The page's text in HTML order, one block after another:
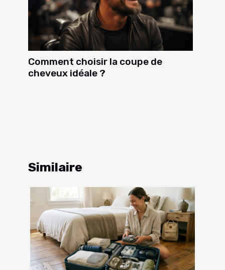
Comment choisir la coupe de
cheveux idéale ?
Similaire